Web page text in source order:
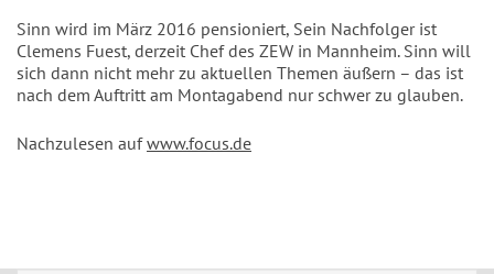
Sinn wird im März 2016 pensioniert, Sein Nachfolger ist
Clemens Fuest, derzeit Chef des ZEW in Mannheim. Sinn will
sich dann nicht mehr zu aktuellen Themen äußern – das ist
nach dem Auftritt am Montagabend nur schwer zu glauben.
Nachzulesen aufwww.focus.de